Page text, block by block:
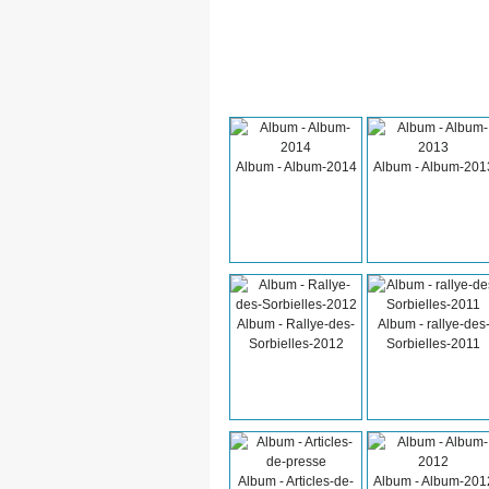
Album - Album-2014 Album - Album-
Album - Rallye-des-
Sorbielles-2012
Album - rallye-des-
Sorbielles-2011
Album - Articles-de-
Album - Album-